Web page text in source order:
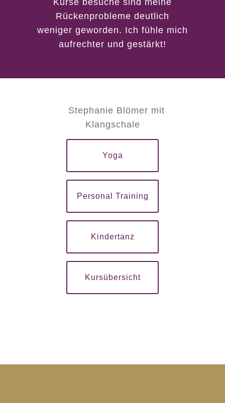
Kurse besuche sind meine
Rückenprobleme deutlich
weniger geworden. Ich fühle mich
aufrechter und gestärkt!
Yoga
Personal Training
Kindertanz
Kursübersicht